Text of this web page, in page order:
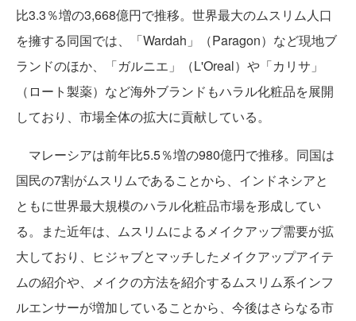
比3.3％増の3,668億円で推移。世界最大のムスリム人口
を擁する同国では、「Wardah」（Paragon）など現地ブ
ランドのほか、「ガルニエ」（L'Oreal）や「カリサ」
（ロート製薬）など海外ブランドもハラル化粧品を展開
しており、市場全体の拡大に貢献している。
マレーシアは前年比5.5％増の980億円で推移。同国は
国民の7割がムスリムであることから、インドネシアと
ともに世界最大規模のハラル化粧品市場を形成してい
る。また近年は、ムスリムによるメイクアップ需要が拡
大しており、ヒジャブとマッチしたメイクアップアイテ
ムの紹介や、メイクの方法を紹介するムスリム系インフ
ルエンサーが増加していることから、今後はさらなる市